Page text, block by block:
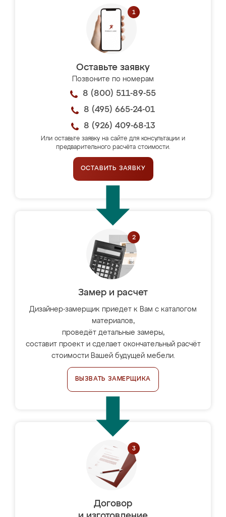
Оставьте заявку
Позвоните по номерам
8 (800) 511-89-55
8 (495) 665-24-01
8 (926) 409-68-13
Или оставьте заявку на сайте для консультации и
предварительного расчёта стоимости.
ОСТАВИТЬ ЗАЯВКУ
Замер и расчет
Дизайнер-замерщик приедет к Вам с каталогом
материалов,
проведёт детальные замеры,
составит проект и сделает окончательный расчёт
стоимости Вашей будущей мебели.
ВЫЗВАТЬ ЗАМЕРЩИКА
Договор